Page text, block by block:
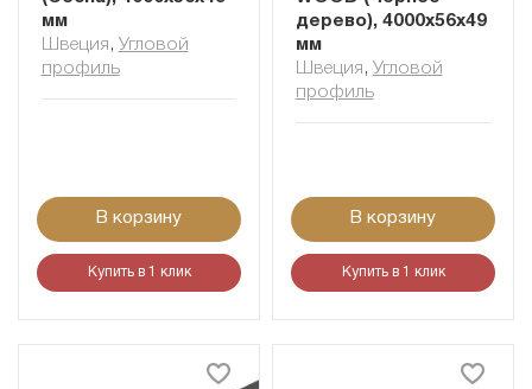
мм
Швеция , Угловой
профиль
В корзину
Купить в 1 клик
дерево), 4000х56х49
мм
Швеция , Угловой
профиль
В корзину
Купить в 1 клик